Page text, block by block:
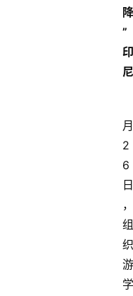
降
”
印
尼
月
2
6
日
，
组
织
游
学